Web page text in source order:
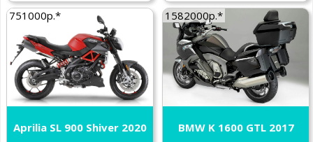
751000р.*
Aprilia SL 900 Shiver 2020
1582000р.*
BMW K 1600 GTL 2017